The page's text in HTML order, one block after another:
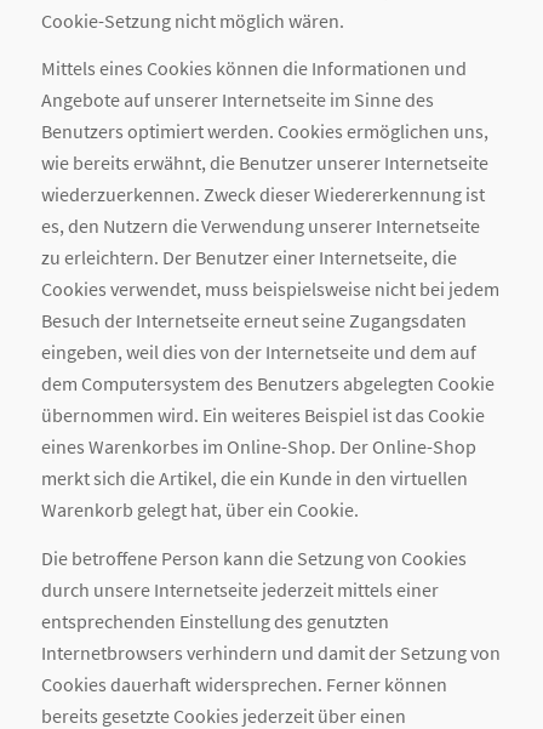
Cookie-Setzung nicht möglich wären.
Mittels eines Cookies können die Informationen und
Angebote auf unserer Internetseite im Sinne des
Benutzers optimiert werden. Cookies ermöglichen uns,
wie bereits erwähnt, die Benutzer unserer Internetseite
wiederzuerkennen. Zweck dieser Wiedererkennung ist
es, den Nutzern die Verwendung unserer Internetseite
zu erleichtern. Der Benutzer einer Internetseite, die
Cookies verwendet, muss beispielsweise nicht bei jedem
Besuch der Internetseite erneut seine Zugangsdaten
eingeben, weil dies von der Internetseite und dem auf
dem Computersystem des Benutzers abgelegten Cookie
übernommen wird. Ein weiteres Beispiel ist das Cookie
eines Warenkorbes im Online-Shop. Der Online-Shop
merkt sich die Artikel, die ein Kunde in den virtuellen
Warenkorb gelegt hat, über ein Cookie.
Die betroffene Person kann die Setzung von Cookies
durch unsere Internetseite jederzeit mittels einer
entsprechenden Einstellung des genutzten
Internetbrowsers verhindern und damit der Setzung von
Cookies dauerhaft widersprechen. Ferner können
bereits gesetzte Cookies jederzeit über einen